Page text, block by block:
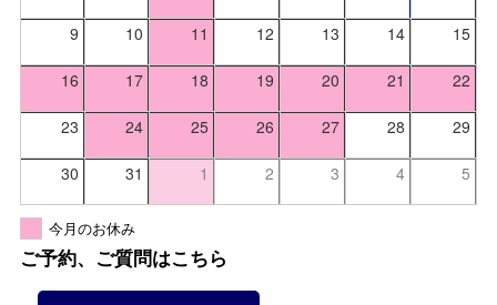
9 10 11 12 13 14 15
16 17 18 19 20 21 22
23 24 25 26 27 28 29
30 31 1 2 3 4 5
今月のお休み
ご予約、ご質問はこちら